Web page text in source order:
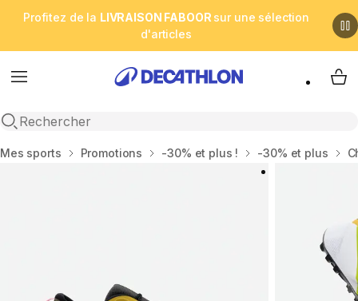
Profitez de la LIVRAISON FABOOR sur une sélection
d'articles
Menu
Open search
My
Accueil
Mes sports Promotions -30% et plus ! -30% et plus